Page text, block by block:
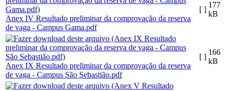
Anex IV Resultado preliminar da comprovação da reserva
de vaga - Campus Gama.pdf
[ ]
177
kB
Anex IX Resultado preliminar da comprovação da reserva
de vaga - Campus São Sebastião.pdf
[ ]
166
kB